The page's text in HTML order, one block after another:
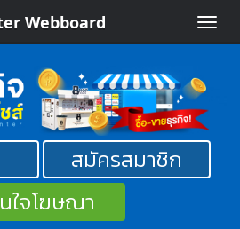
Toggle
Webboard
สมัครสมาชิก
ใจโฆษณา